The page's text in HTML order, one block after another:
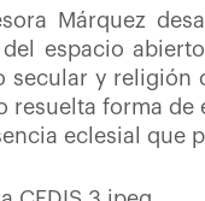
Márquez
del espacio
secular y religión
resuelta forma
eclesial que